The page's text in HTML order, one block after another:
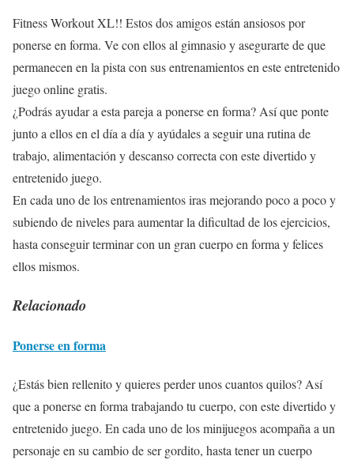
Fitness Workout XL!! Estos dos amigos están ansiosos por
ponerse en forma. Ve con ellos al gimnasio y asegurarte de que
permanecen en la pista con sus entrenamientos en este entretenido
juego online gratis.
¿Podrás ayudar a esta pareja a ponerse en forma? Así que ponte
junto a ellos en el día a día y ayúdales a seguir una rutina de
trabajo, alimentación y descanso correcta con este divertido y
entretenido juego.
En cada uno de los entrenamientos iras mejorando poco a poco y
subiendo de niveles para aumentar la dificultad de los ejercicios,
hasta conseguir terminar con un gran cuerpo en forma y felices
ellos mismos.
Relacionado
Ponerse en forma
¿Estás bien rellenito y quieres perder unos cuantos quilos? Así
que a ponerse en forma trabajando tu cuerpo, con este divertido y
entretenido juego. En cada uno de los minijuegos acompaña a un
personaje en su cambio de ser gordito, hasta tener un cuerpo